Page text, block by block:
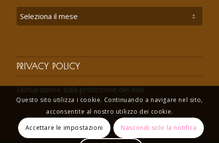
PRIVACY POLICY
Dichiarazione sulla protezione dei dati
Questo sito utilizza i cookie. Continuando a navigare nel sito,
acconsentite al nostro utilizzo dei cookie.
Accettare le impostazioni
Nascondi solo la notifica